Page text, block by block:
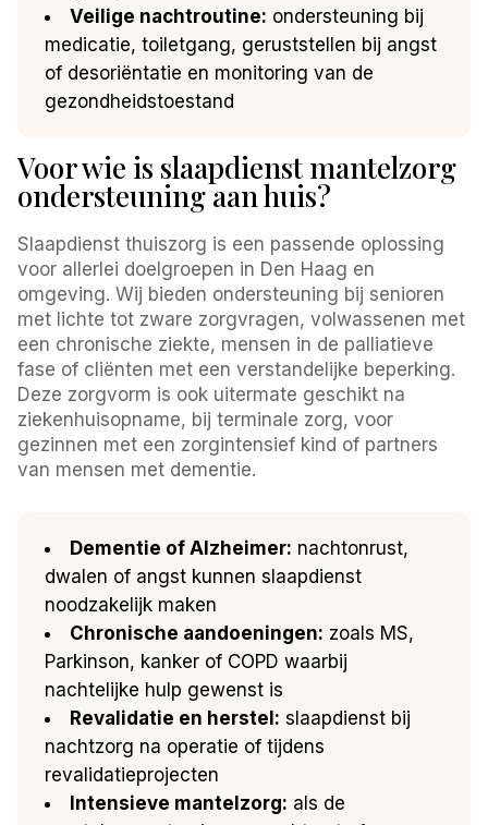
Veilige nachtroutine: ondersteuning bij
medicatie, toiletgang, geruststellen bij angst
of desoriëntatie en monitoring van de
gezondheidstoestand
Voor wie is slaapdienst mantelzorg
ondersteuning aan huis?
Slaapdienst thuiszorg is een passende oplossing
voor allerlei doelgroepen in Den Haag en
omgeving. Wij bieden ondersteuning bij senioren
met lichte tot zware zorgvragen, volwassenen met
een chronische ziekte, mensen in de palliatieve
fase of cliënten met een verstandelijke beperking.
Deze zorgvorm is ook uitermate geschikt na
ziekenhuisopname, bij terminale zorg, voor
gezinnen met een zorgintensief kind of partners
van mensen met dementie.
Dementie of Alzheimer: nachtonrust,
dwalen of angst kunnen slaapdienst
noodzakelijk maken
Chronische aandoeningen: zoals MS,
Parkinson, kanker of COPD waarbij
nachtelijke hulp gewenst is
Revalidatie en herstel: slaapdienst bij
nachtzorg na operatie of tijdens
revalidatieprojecten
Intensieve mantelzorg: als de